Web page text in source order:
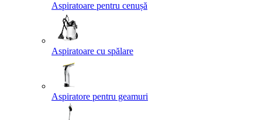
Aspiratoare pentru cenușă
Aspiratoare cu spălare
Aspiratore pentru geamuri